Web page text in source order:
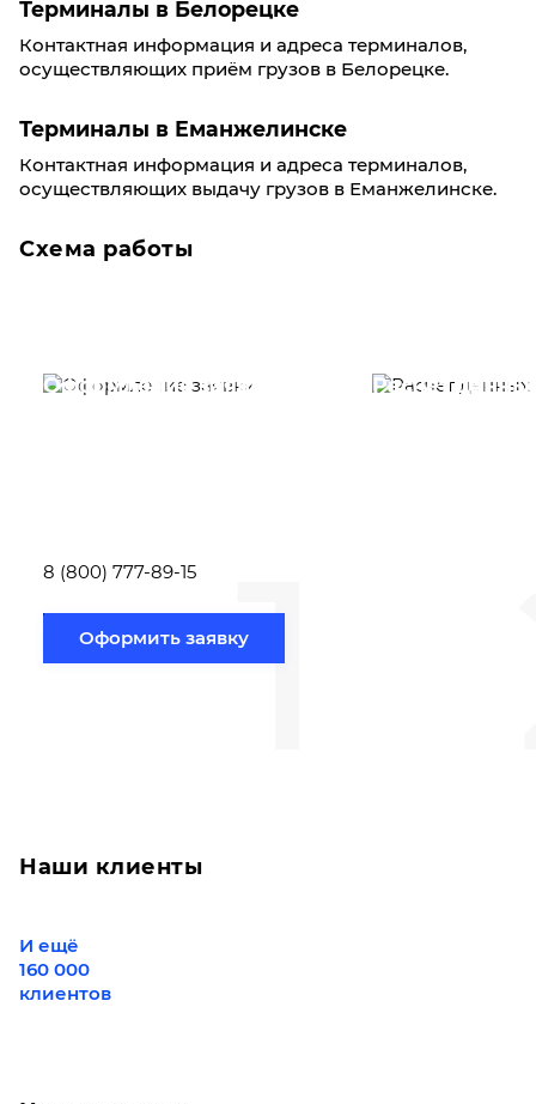
Терминалы в Белорецке
Контактная информация и адреса терминалов,
осуществляющих приём грузов в Белорецке.
Терминалы в Еманжелинске
Контактная информация и адреса терминалов,
осуществляющих выдачу грузов в Еманжелинске.
Схема работы
1
Оформление заявки
8 (800) 777-89-15
Оформить заявку
Расчет
Наши клиенты
И ещё
160 000
клиентов